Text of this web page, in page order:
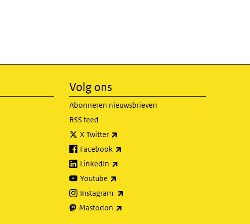
Volg ons
Abonneren nieuwsbrieven
RSS feed
X Twitter
Facebook
LinkedIn
Youtube
Instagram
Mastodon